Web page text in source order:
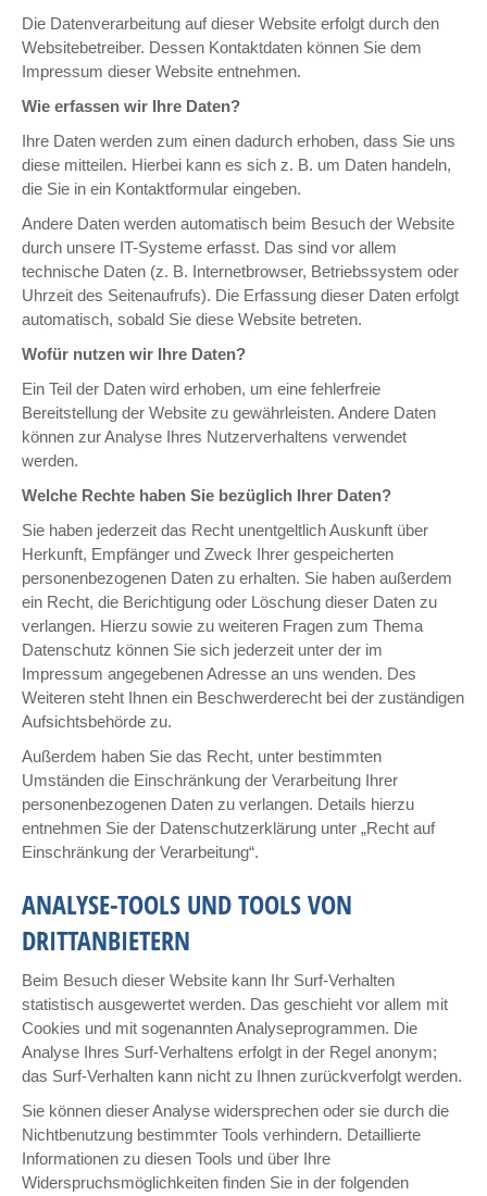
Die Datenverarbeitung auf dieser Website erfolgt durch den
Websitebetreiber. Dessen Kontaktdaten können Sie dem
Impressum dieser Website entnehmen.
Wie erfassen wir Ihre Daten?
Ihre Daten werden zum einen dadurch erhoben, dass Sie uns
diese mitteilen. Hierbei kann es sich z. B. um Daten handeln,
die Sie in ein Kontaktformular eingeben.
Andere Daten werden automatisch beim Besuch der Website
durch unsere IT-Systeme erfasst. Das sind vor allem
technische Daten (z. B. Internetbrowser, Betriebssystem oder
Uhrzeit des Seitenaufrufs). Die Erfassung dieser Daten erfolgt
automatisch, sobald Sie diese Website betreten.
Wofür nutzen wir Ihre Daten?
Ein Teil der Daten wird erhoben, um eine fehlerfreie
Bereitstellung der Website zu gewährleisten. Andere Daten
können zur Analyse Ihres Nutzerverhaltens verwendet
werden.
Welche Rechte haben Sie bezüglich Ihrer Daten?
Sie haben jederzeit das Recht unentgeltlich Auskunft über
Herkunft, Empfänger und Zweck Ihrer gespeicherten
personenbezogenen Daten zu erhalten. Sie haben außerdem
ein Recht, die Berichtigung oder Löschung dieser Daten zu
verlangen. Hierzu sowie zu weiteren Fragen zum Thema
Datenschutz können Sie sich jederzeit unter der im
Impressum angegebenen Adresse an uns wenden. Des
Weiteren steht Ihnen ein Beschwerderecht bei der zuständigen
Aufsichtsbehörde zu.
Außerdem haben Sie das Recht, unter bestimmten
Umständen die Einschränkung der Verarbeitung Ihrer
personenbezogenen Daten zu verlangen. Details hierzu
entnehmen Sie der Datenschutzerklärung unter „Recht auf
Einschränkung der Verarbeitung“.
ANALYSE-TOOLS UND TOOLS VON
DRITTANBIETERN
Beim Besuch dieser Website kann Ihr Surf-Verhalten
statistisch ausgewertet werden. Das geschieht vor allem mit
Cookies und mit sogenannten Analyseprogrammen. Die
Analyse Ihres Surf-Verhaltens erfolgt in der Regel anonym;
das Surf-Verhalten kann nicht zu Ihnen zurückverfolgt werden.
Sie können dieser Analyse widersprechen oder sie durch die
Nichtbenutzung bestimmter Tools verhindern. Detaillierte
Informationen zu diesen Tools und über Ihre
Widerspruchsmöglichkeiten finden Sie in der folgenden